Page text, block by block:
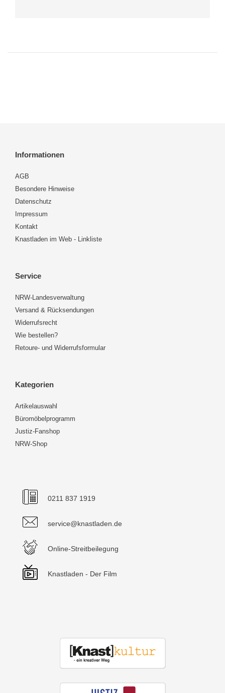
Informationen
AGB
Besondere Hinweise
Datenschutz
Impressum
Kontakt
Knastladen im Web - Linkliste
Service
NRW-Landesverwaltung
Versand & Rücksendungen
Widerrufsrecht
Wie bestellen?
Retoure- und Widerrufsformular
Kategorien
Artikelauswahl
Büromöbelprogramm
Justiz-Fanshop
NRW-Shop
0211 837 1919
service@knastladen.de
Online-Streitbeilegung
Knastladen - Der Film